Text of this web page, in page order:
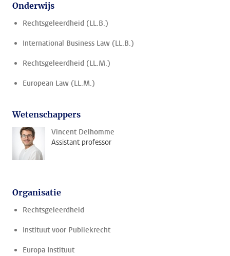
Onderwijs
Rechtsgeleerdheid (LL.B.)
International Business Law (LL.B.)
Rechtsgeleerdheid (LL.M.)
European Law (LL.M.)
Wetenschappers
Vincent Delhomme
Assistant professor
Organisatie
Rechtsgeleerdheid
Instituut voor Publiekrecht
Europa Instituut